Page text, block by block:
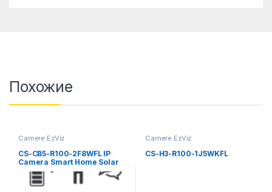
Похожие
Camere EzViz
CS-CB5-R100-2F8WFL IP
Camera Smart Home Solar
Battery
Camere EzViz
CS-H3-R100-1J5WKFL